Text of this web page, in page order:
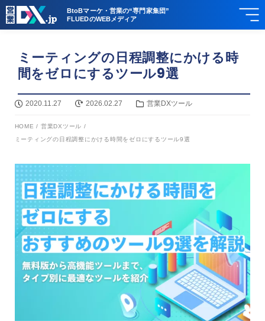
BtoBマーケ・営業の“専門家集団”
FLUEDのWEBメディア
ミーティングの日程調整にかける時
間をゼロにするツール9選
2020.11.27 2026.02.27 営業DXツール
HOME / 営業DXツール /
ミーティングの日程調整にかける時間をゼロにするツール9選